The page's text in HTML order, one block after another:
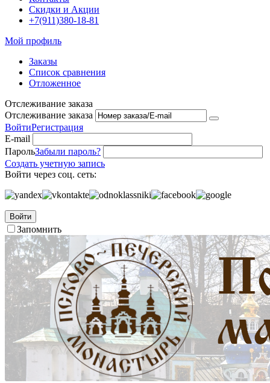
Скидки и Акции
+7(911)380-18-81
Мой профиль
Заказы
Список сравнения
Отложенное
Отслеживание заказа
Отслеживание заказа
ВойтиРегистрация
E-mail
ПарольЗабыли пароль?
Создать учетную запись
Войти через соц. сеть:
Войти
Запомнить